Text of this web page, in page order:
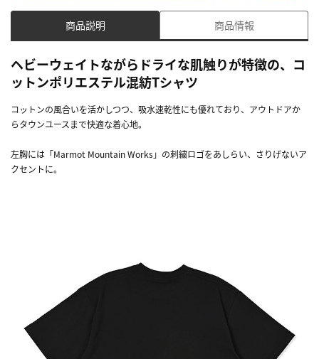
商品説明 商品情報
ヘビーウェイトながらドライな肌触りが特徴の、コ
ットンポリエステル混紡Tシャツ
コットンの風合いを活かしつつ、吸水速乾性にも優れており、アウトドアか
らタウンユースまで快適な着心地。
左胸には「Marmot Mountain Works」の刺繍ロゴをあしらい、さりげないア
クセントに。